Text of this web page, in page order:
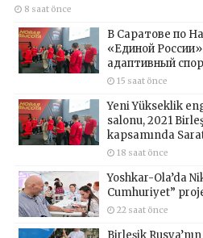
8 saat önce
В Саратове по
«Единой
адаптивный
15 saat önce
Yeni Yükseklik
salonu, 2021
kapsamında
18 saat önce
Yoshkar-Ola’da
Cumhuriyet”
22 saat önce